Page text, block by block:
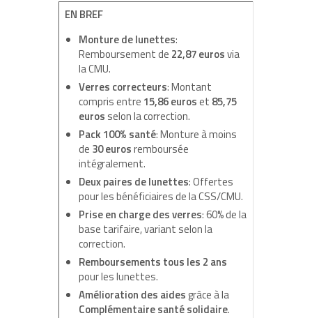
EN BREF
Monture de lunettes:
Remboursement de 22,87 eurosvia
la CMU.
Verres correcteurs: Montant
compris entre 15,86 euroset 85,75
euros selon la correction.
Pack 100% santé: Monture à moins
de 30 eurosremboursée
intégralement.
Deux paires de lunettes: Offertes
pour les bénéficiaires de la CSS/CMU.
Prise en charge des verres: 60% de la
base tarifaire, variant selon la
correction.
Remboursements tous les 2 ans
pour les lunettes.
Amélioration des aides grâce à la
Complémentaire santé solidaire.